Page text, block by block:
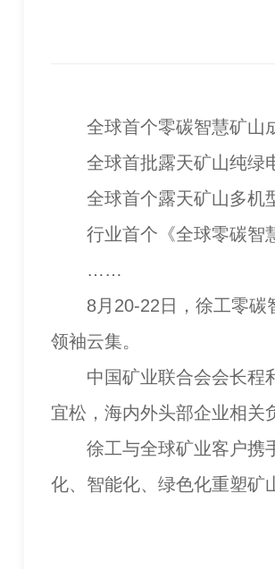
全球首个零碳智慧矿山成
全球首批露天矿山纯绿电
全球首个露天矿山多机型
行业首个《全球零碳智慧
……
8月20-22日，徐工零碳智
领袖云集。
中国矿业联合会会长程利
宜松，海内外头部企业相关
徐工与全球矿业客户携手
化、智能化、绿色化重塑矿